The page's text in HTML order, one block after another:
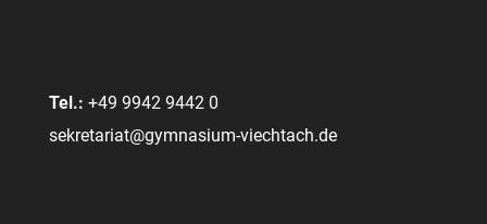
Tel.: +49 9942 9442 0
sekretariat@gymnasium-viechtach.de